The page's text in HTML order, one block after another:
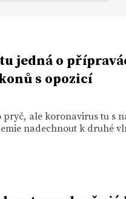
jedná o
s opozicí
pryč, ale koronavirus tu s
nadechnout k druhé